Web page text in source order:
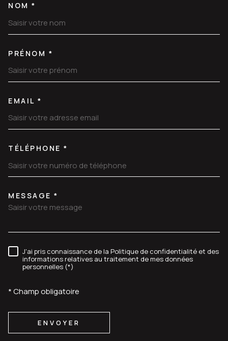
NOM *
PRÉNOM *
EMAIL *
TÉLÉPHONE *
TRAD_MELTEM_VOREDEMANDE
MESSAGE *
RÈGLEMENTATION
J'ai pris connaissance de la Politique de confidentialité et des
informations relatives au traitement de mes données
personnelles (*)
* Champ obligatoire
ENVOYER